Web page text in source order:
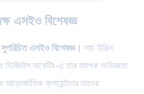
এসইও বিশেষজ্ঞ
এসইও বিশেষজ্ঞ। সার্চ ইঞ্জিন
মার্কেটিং-এ তার ব্যাপক অভিজ্ঞতা
ক্লায়েন্টদের তাদের